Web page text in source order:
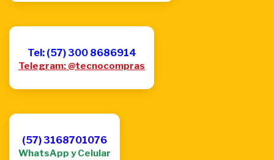
Tel: (57) 300 8686914
Telegram: @tecnocompras
(57) 3168701076
WhatsApp y Celular